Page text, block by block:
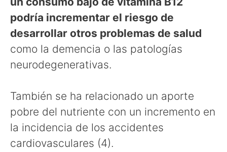
podría incrementar el riesgo de
desarrollar otros problemas de salud
como la demencia o las patologías
neurodegenerativas.
También se ha relacionado un aporte
pobre del nutriente con un incremento en
la incidencia de los accidentes
cardiovasculares (4).